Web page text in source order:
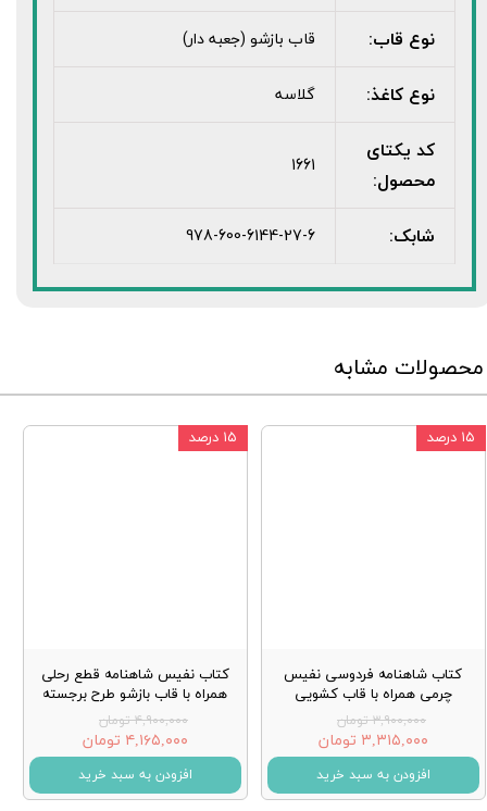
نوع قاب: قاب بازشو (جعبه دار)
نوع کاغذ: گلاسه
کد یکتای
محصول:
1661
شابک: 978-600-6144-27-6
محصولات مشابه
کتاب شاهنامه فردوسی نفیس
چرمی همراه با قاب کشویی
۳,۹۰۰,۰۰۰ تومان
۳,۳۱۵,۰۰۰ تومان
افزودن به سبد خرید
۱۵ درصد
کتاب نفیس شاهنامه قطع رحلی
همراه با قاب بازشو طرح برجسته
۴,۹۰۰,۰۰۰ تومان
۴,۱۶۵,۰۰۰ تومان
افزودن به سبد خرید
۱۵ درصد